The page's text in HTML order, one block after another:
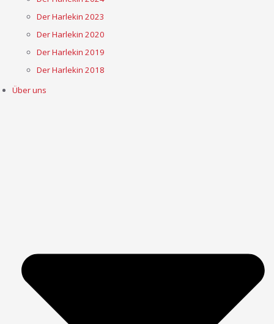
Der Harlekin 2023
Der Harlekin 2020
Der Harlekin 2019
Der Harlekin 2018
Über uns